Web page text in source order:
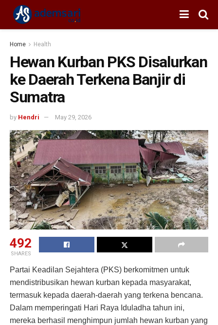
Home Health
Hewan Kurban PKS Disalurkan
ke Daerah Terkena Banjir di
Sumatra
by Hendri May 29, 2026
492
SHARES
Partai Keadilan Sejahtera (PKS) berkomitmen untuk
mendistribusikan hewan kurban kepada masyarakat,
termasuk kepada daerah-daerah yang terkena bencana.
Dalam memperingati Hari Raya Iduladha tahun ini,
mereka berhasil menghimpun jumlah hewan kurban yang